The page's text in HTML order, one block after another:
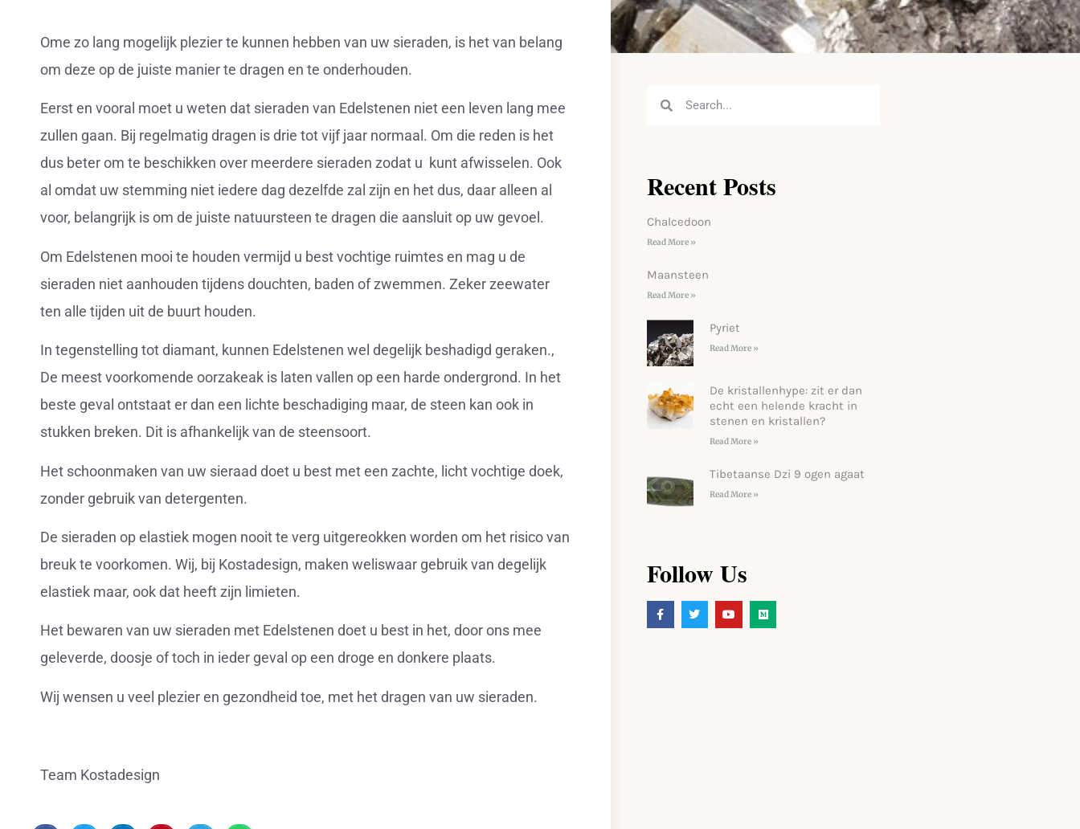
Ome zo lang mogelijk plezier te kunnen hebben van uw sieraden, is het van belang
om deze op de juiste manier te dragen en te onderhouden.
Eerst en vooral moet u weten dat sieraden van Edelstenen niet een leven lang mee
zullen gaan. Bij regelmatig dragen is drie tot vijf jaar normaal. Om die reden is het
dus beter om te beschikken over meerdere sieraden zodat u kunt afwisselen. Ook
al omdat uw stemming niet iedere dag dezelfde zal zijn en het dus, daar alleen al
voor, belangrijk is om de juiste natuursteen te dragen die aansluit op uw gevoel.
Om Edelstenen mooi te houden vermijd u best vochtige ruimtes en mag u de
sieraden niet aanhouden tijdens douchten, baden of zwemmen. Zeker zeewater
ten alle tijden uit de buurt houden.
In tegenstelling tot diamant, kunnen Edelstenen wel degelijk beshadigd geraken.,
De meest voorkomende oorzakeak is laten vallen op een harde ondergrond. In het
beste geval ontstaat er dan een lichte beschadiging maar, de steen kan ook in
stukken breken. Dit is afhankelijk van de steensoort.
Het schoonmaken van uw sieraad doet u best met een zachte, licht vochtige doek,
zonder gebruik van detergenten.
De sieraden op elastiek mogen nooit te verg uitgereokken worden om het risico van
breuk te voorkomen. Wij, bij Kostadesign, maken weliswaar gebruik van degelijk
elastiek maar, ook dat heeft zijn limieten.
Het bewaren van uw sieraden met Edelstenen doet u best in het, door ons mee
geleverde, doosje of toch in ieder geval op een droge en donkere plaats.
Wij wensen u veel plezier en gezondheid toe, met het dragen van uw sieraden.
Team Kostadesign
Recent Posts
Chalcedoon
Read More »
Maansteen
Read More »
Pyriet
Read More »
De kristallenhype: zit er dan
echt een helende kracht in
stenen en kristallen?
Read More »
Tibetaanse Dzi 9 ogen agaat
Read More »
Follow Us